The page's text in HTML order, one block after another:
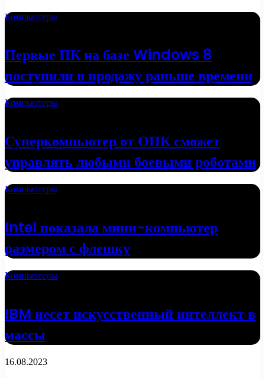
Компьютеры
Первые ПК на базе Windows 8
поступили в продажу раньше времени
Компьютеры
Суперкомпьютер от ОПК сможет
управлять любыми боевыми роботами
Компьютеры
Intel показала мини-компьютер
размером с флешку
Компьютеры
IBM несет искусственный интеллект в
массы
16.08.2023